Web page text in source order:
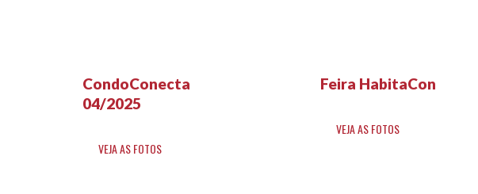
CondoConecta
04/2025
VEJA AS FOTOS
Feira HabitaCon
VEJA AS FOTOS